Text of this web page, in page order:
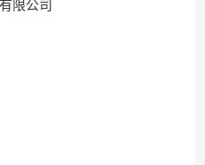
限公司